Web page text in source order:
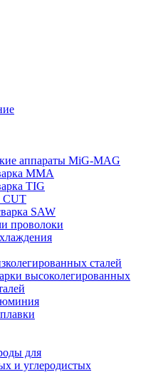
аппараты MiG-MAG
MMA
TIG
CUT
SAW
проволоки
сталей
высоколегированных
для
и углеродистых